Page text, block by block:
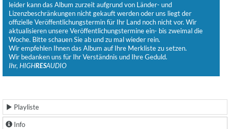
leider kann das Album zurzeit aufgrund von Länder- und
Lizenzbeschränkungen nicht gekauft werden oder uns liegt der
offizielle Veröffentlichungstermin für Ihr Land noch nicht vor. Wir
aktualisieren unsere Veröffentlichungstermine ein- bis zweimal die
Woche. Bitte schauen Sie ab und zu mal wieder rein.
Wir empfehlen Ihnen das Album auf Ihre Merkliste zu setzen.
Wir bedanken uns für Ihr Verständnis und Ihre Geduld.
Ihr, HIGHRESAUDIO
Playliste
Info